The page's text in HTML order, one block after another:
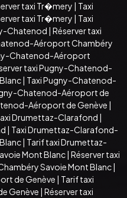
taxi Tr�mery | Taxi
taxi Tr�mery | Taxi
Chatenod | Réserver taxi
Aéroport Chambéry
Chatenod-Aéroport
taxi Pugny-Chatenod-
| Taxi Pugny-Chatenod-
Chatenod-Aéroport de
Aéroport de Genève |
Drumettaz-Clarafond |
| Taxi Drumettaz-Clarafond-
| Tarif taxi Drumettaz-
Mont Blanc| Réserver taxi
Savoie Mont Blanc|
de Genève | Tarif taxi
Genève | Réserver taxi